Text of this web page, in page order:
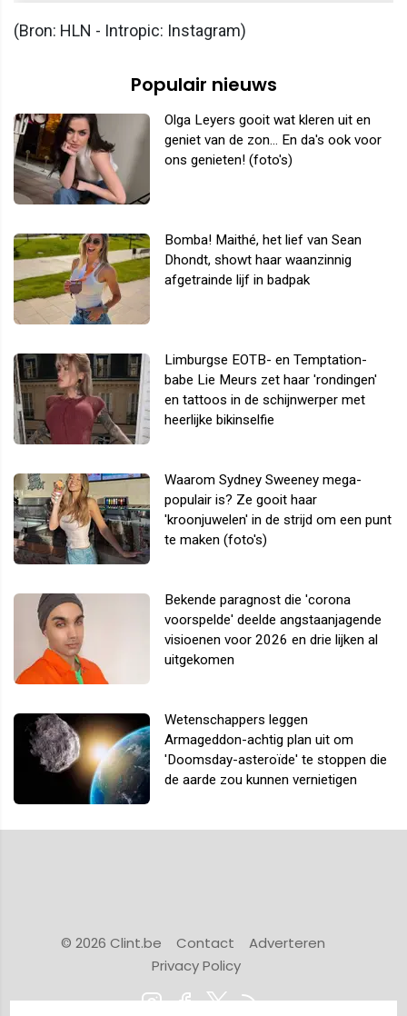
(Bron: HLN - Intropic: Instagram)
Populair nieuws
Olga Leyers gooit wat kleren uit en
geniet van de zon... En da's ook voor
ons genieten! (foto's)
Bomba! Maithé, het lief van Sean
Dhondt, showt haar waanzinnig
afgetrainde lijf in badpak
Limburgse EOTB- en Temptation-
babe Lie Meurs zet haar 'rondingen'
en tattoos in de schijnwerper met
heerlijke bikinselfie
Waarom Sydney Sweeney mega-
populair is? Ze gooit haar
'kroonjuwelen' in de strijd om een punt
te maken (foto's)
Bekende paragnost die 'corona
voorspelde' deelde angstaanjagende
visioenen voor 2026 en drie lijken al
uitgekomen
Wetenschappers leggen
Armageddon-achtig plan uit om
'Doomsday-asteroïde' te stoppen die
de aarde zou kunnen vernietigen
© 2026 Clint.be Contact
Adverteren
Privacy Policy